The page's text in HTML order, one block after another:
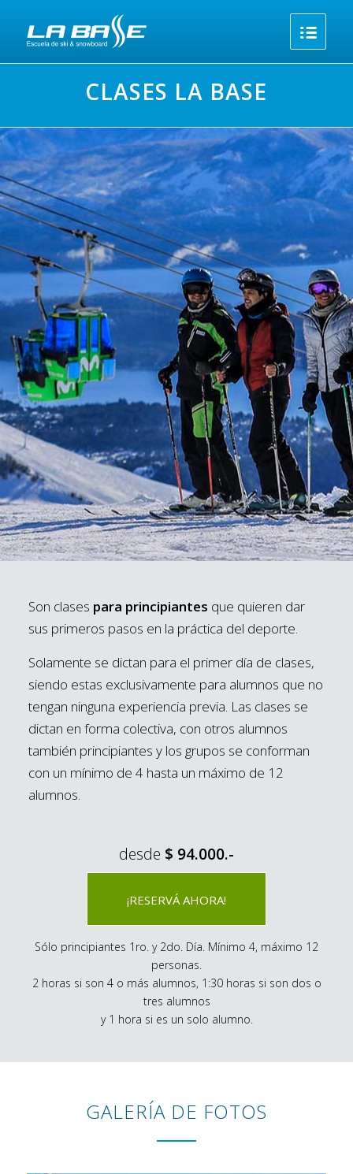
CLASES LA BASE
Son clases para principiantes que quieren dar
sus primeros pasos en la práctica del deporte.
Solamente se dictan para el primer día de clases,
siendo estas exclusivamente para alumnos que no
tengan ninguna experiencia previa. Las clases se
dictan en forma colectiva, con otros alumnos
también principiantes y los grupos se conforman
con un mínimo de 4 hasta un máximo de 12
alumnos.
desde $ 94.000.-
¡RESERVÁ AHORA!
Sólo principiantes 1ro. y 2do. Día. Mínimo 4, máximo 12
personas.
2 horas si son 4 o más alumnos, 1:30 horas si son dos o
tres alumnos
y 1 hora si es un solo alumno.
GALERÍA DE FOTOS